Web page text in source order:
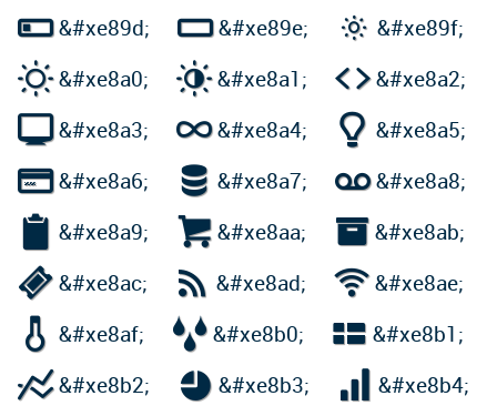
&#xe89d; &#xe89e;  &#xe89f;
&#xe8a0; &#xe8a1; &#xe8a2;
&#xe8a3; &#xe8a4;  &#xe8a5;
&#xe8a6;  &#xe8a7; &#xe8a8;
 &#xe8a9; &#xe8aa; &#xe8ab;
&#xe8ac;  &#xe8ad; &#xe8ae;
 &#xe8af; &#xe8b0;  &#xe8b1;
&#xe8b2;  &#xe8b3;  &#xe8b4;